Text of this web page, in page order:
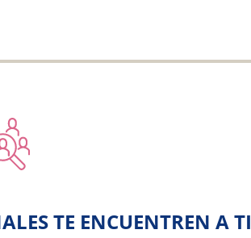
TE ENCUENTREN A TI